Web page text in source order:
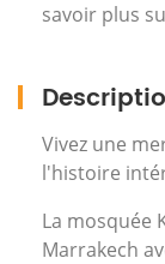
savoir plus
Vivez une
l'histoire
La mosquée
Marrakech